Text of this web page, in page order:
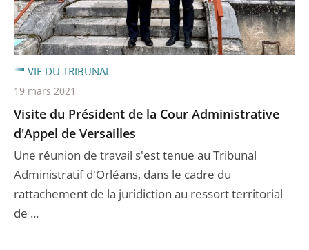
Visite du Président de la Cour Administrative
d'Appel de Versailles
Une réunion de travail s'est tenue au Tribunal
Administratif d'Orléans, dans le cadre du
rattachement de la juridiction au ressort territorial
de ...
VIE DU TRIBUNAL
19 mars 2021